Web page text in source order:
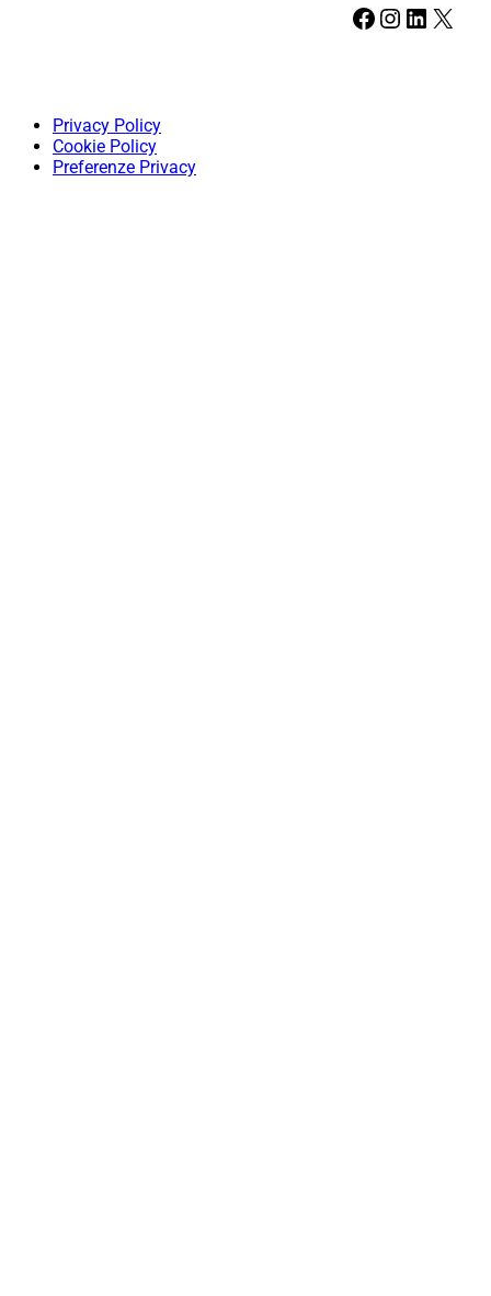
Facebook Instagram LinkedIn X
Privacy Policy
Cookie Policy
Preferenze Privacy